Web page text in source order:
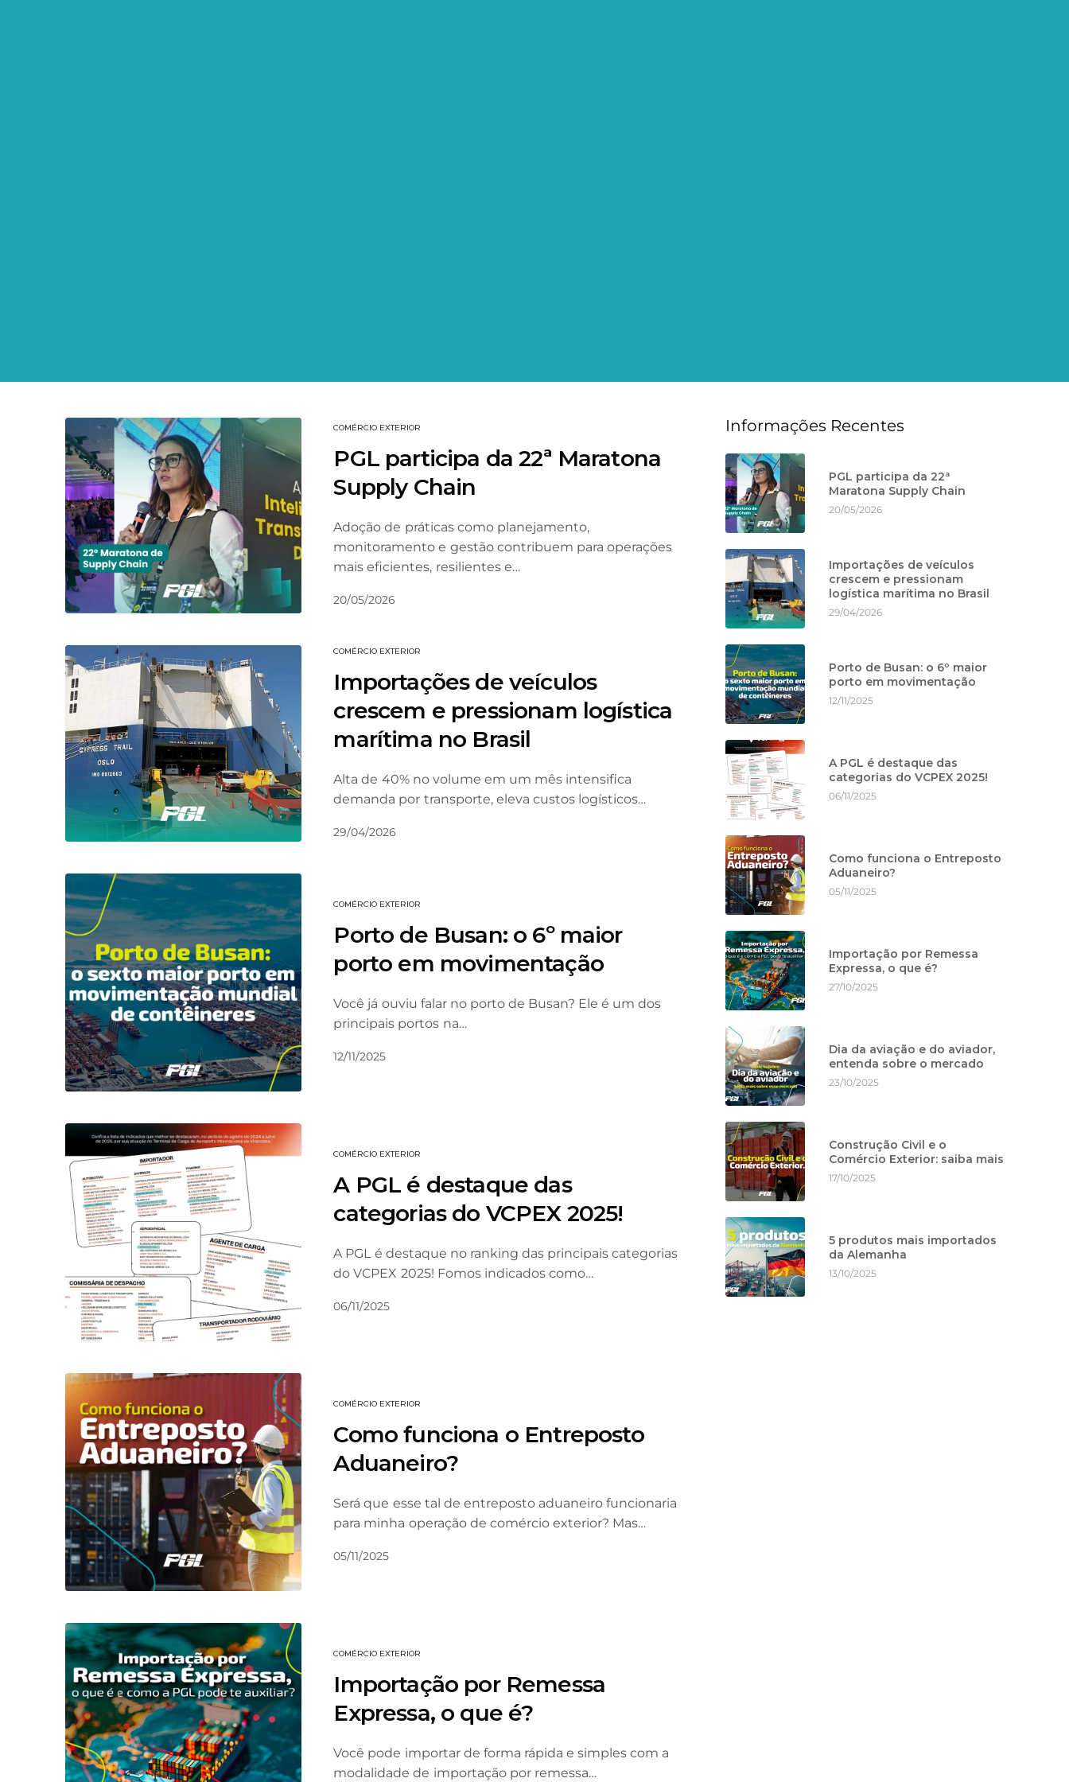
COMÉRCIO EXTERIOR
PGL participa da 22ª Maratona
Supply Chain
Adoção de práticas como planejamento,
monitoramento e gestão contribuem para operações
mais eficientes, resilientes e…
20/05/2026
COMÉRCIO EXTERIOR
Importações de veículos
crescem e pressionam logística
marítima no Brasil
Alta de 40% no volume em um mês intensifica
demanda por transporte, eleva custos logísticos…
29/04/2026
COMÉRCIO EXTERIOR
Porto de Busan: o 6º maior
porto em movimentação
Você já ouviu falar no porto de Busan? Ele é um dos
principais portos na…
12/11/2025
COMÉRCIO EXTERIOR
A PGL é destaque das
categorias do VCPEX 2025!
A PGL é destaque no ranking das principais categorias
do VCPEX 2025! Fomos indicados como…
06/11/2025
COMÉRCIO EXTERIOR
Como funciona o Entreposto
Aduaneiro?
Será que esse tal de entreposto aduaneiro funcionaria
para minha operação de comércio exterior? Mas…
05/11/2025
COMÉRCIO EXTERIOR
Importação por Remessa
Expressa, o que é?
Você pode importar de forma rápida e simples com a
modalidade de importação por remessa…
Informações Recentes
PGL participa da 22ª
Maratona Supply Chain
20/05/2026
Importações de veículos
crescem e pressionam
logística marítima no Brasil
29/04/2026
Porto de Busan: o 6º maior
porto em movimentação
12/11/2025
A PGL é destaque das
categorias do VCPEX 2025!
06/11/2025
Como funciona o Entreposto
Aduaneiro?
05/11/2025
Importação por Remessa
Expressa, o que é?
27/10/2025
Dia da aviação e do aviador,
entenda sobre o mercado
23/10/2025
Construção Civil e o
Comércio Exterior: saiba mais
17/10/2025
5 produtos mais importados
da Alemanha
13/10/2025